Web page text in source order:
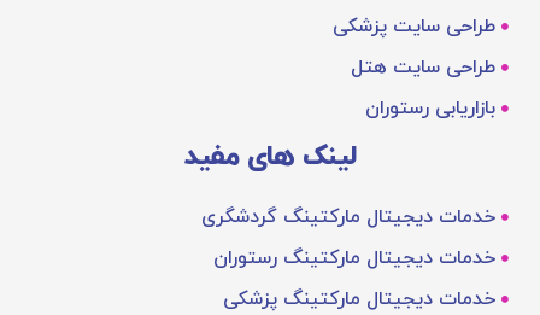
طراحی سایت پزشکی
طراحی سایت هتل
بازاریابی رستوران
لینک های مفید
خدمات دیجیتال مارکتینگ گردشگری
خدمات دیجیتال مارکتینگ رستوران
خدمات دیجیتال مارکتینگ پزشکی